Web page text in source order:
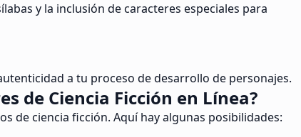
y la inclusión de caracteres especiales para
a tu proceso de desarrollo de personajes.
de Ciencia Ficción en Línea?
de ciencia ficción. Aquí hay algunas posibilidades: